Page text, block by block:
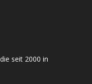
seit 2000 in